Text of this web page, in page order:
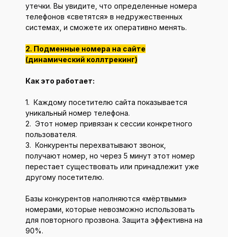
утечки. Вы увидите, что определенные номера
телефонов «светятся» в недружественных
системах, и сможете их оперативно менять.
2. Подменные номера на сайте
(динамический коллтрекинг)
Как это работает:
1. Каждому посетителю сайта показывается
уникальный номер телефона.
2. Этот номер привязан к сессии конкретного
пользователя.
3. Конкуренты перехватывают звонок,
получают номер, но через 5 минут этот номер
перестает существовать или принадлежит уже
другому посетителю.
Базы конкурентов наполняются «мёртвыми»
номерами, которые невозможно использовать
для повторного прозвона. Защита эффективна на
90%.